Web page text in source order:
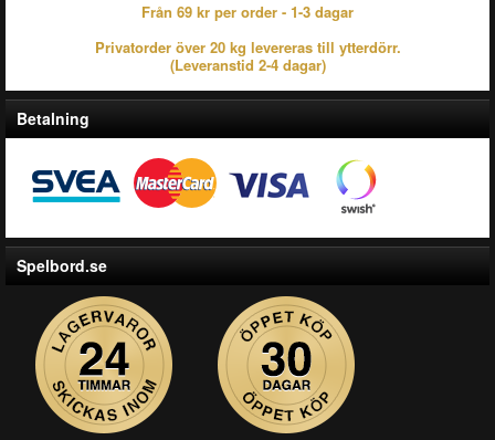
Från 69 kr per order - 1-3 dagar
Privatorder över 20 kg levereras till ytterdörr.
(Leveranstid 2-4 dagar)
Betalning
Spelbord.se